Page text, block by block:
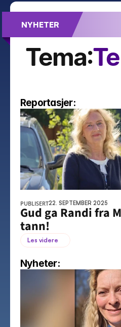
NYHETER
Feiret 55-års bryllupsdag –
Tema:
Reportasjer:
PUBLISERT22. SEPTEMBER 2025
Gud ga Randi fra
tann!
Les videre
Nyheter: